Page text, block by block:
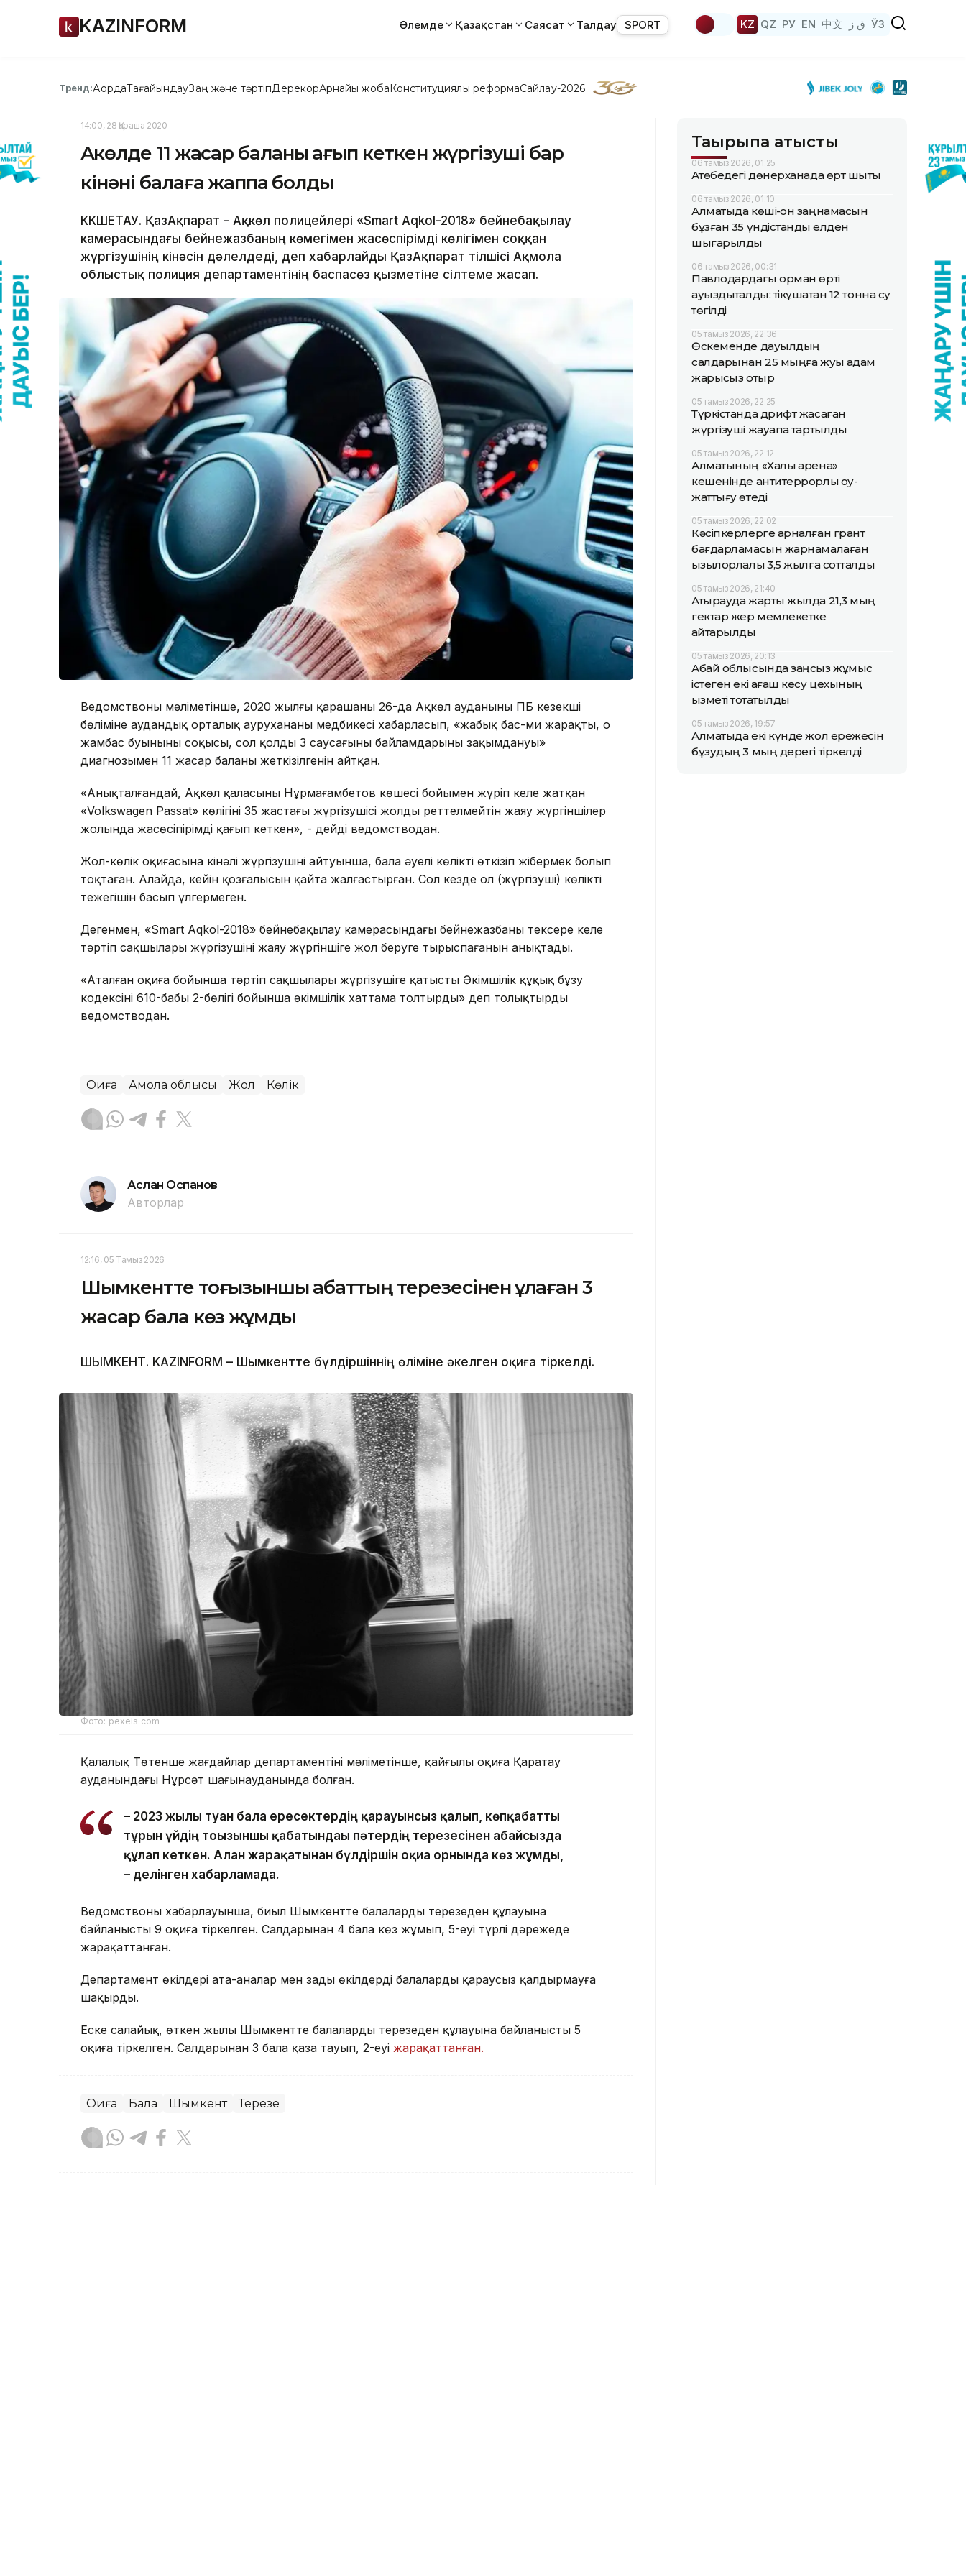
KAZINFORM Әлемде Қазақстан Саясат Талдау SPORT KZ QZ РУ EN 中文 ق ز ЎЗ
Тренд:АқордаТағайындауЗаң және тәртіпДерекқорАрнайы жобаКонституциялық реформаСайлау-2026
14:00, 28 Қараша 2020
Ақкөлде 11 жасар баланы қағып кеткен жүргізуші бар
кінәні балаға жаппақ болды
КӨКШЕТАУ. ҚазАқпарат - Ақкөл полицейлері «Smart Aqkol-2018» бейнебақылау
камерасындағы бейнежазбаның көмегімен жасөспірімді көлігімен соққан
жүргізушінің кінәсін дәлелдеді, деп хабарлайды ҚазАқпарат тілшісі Ақмола
облыстық полиция департаментінің баспасөз қызметіне сілтеме жасап.
Ведомствоның мәліметінше, 2020 жылғы қарашаның 26-да Ақкөл ауданының ПБ кезекші
бөліміне аудандық орталық аурухананың медбикесі хабарласып, «жабық бас-ми жарақты, оң
жамбас буынының соқысы, сол қолдың 3 саусағының байламдарының зақымдануы»
диагнозымен 11 жасар баланың жеткізілгенін айтқан.
«Анықталғандай, Ақкөл қаласының Нұрмағамбетов көшесі бойымен жүріп келе жатқан
«Volkswagen Passat» көлігінің 35 жастағы жүргізушісі жолдың реттелмейтін жаяу жүргіншілер
жолында жасөсіпірімді қағып кеткен», - дейді ведомстводан.
Жол-көлік оқиғасына кінәлі жүргізушінің айтуынша, бала әуелі көлікті өткізіп жібермек болып
тоқтаған. Алайда, кейін қозғалысын қайта жалғастырған. Сол кезде ол (жүргізуші) көліктің
тежегішін басып үлгермеген.
Дегенмен, «Smart Aqkol-2018» бейнебақылау камерасындағы бейнежазбаны тексере келе
тәртіп сақшылары жүргізушінің жаяу жүргіншіге жол беруге тырыспағанын анықтады.
«Аталған оқиға бойынша тәртіп сақшылары жүргізушіге қатысты Әкімшілік құқық бұзу
кодексінің 610-бабы 2-бөлігі бойынша әкімшілік хаттама толтырды» деп толықтырды
ведомстводан.
Оқиға Ақмола облысы Жол Көлік
Аслан Оспанов
Авторлар
12:16, 05 Тамыз 2026
Шымкентте тоғызыншы қабаттың терезесінен құлаған 3
жасар бала көз жұмды
ШЫМКЕНТ. KAZINFORM – Шымкентте бүлдіршіннің өліміне әкелген оқиға тіркелді.
Фото: pexels.com
Қалалық Төтенше жағдайлар департаментінің мәліметінше, қайғылы оқиға Қаратау
ауданындағы Нұрсәт шағынауданында болған.
– 2023 жылы туған бала ересектердің қарауынсыз қалып, көпқабатты
тұрғын үйдің тоғызыншы қабатындағы пәтердің терезесінен абайсызда
құлап кеткен. Алған жарақатынан бүлдіршін оқиға орнында көз жұмды,
– делінген хабарламада.
Ведомствоның хабарлауынша, биыл Шымкентте балалардың терезеден құлауына
байланысты 9 оқиға тіркелген. Салдарынан 4 бала көз жұмып, 5-еуі түрлі дәрежеде
жарақаттанған.
Департамент өкілдері ата-аналар мен заңды өкілдерді балаларды қараусыз қалдырмауға
шақырды.
Еске салайық, өткен жылы Шымкентте балалардың терезеден құлауына байланысты 5
оқиға тіркелген. Салдарынан 3 бала қаза тауып, 2-еуі жарақаттанған.
Оқиға Бала Шымкент Терезе
Тақырыпқа қатысты
06 тамыз 2026, 01:25
Ақтөбедегі дөнерханада өрт шықты
06 тамыз 2026, 01:10
Алматыда көші-қон заңнамасын
бұзған 35 үндістандық елден
шығарылды
06 тамыз 2026, 00:31
Павлодардағы орман өрті
ауыздықталды: тікұшақтан 12 тонна су
төгілді
05 тамыз 2026, 22:36
Өскеменде дауылдың
салдарынан 25 мыңға жуық адам
жарықсыз отыр
05 тамыз 2026, 22:25
Түркістанда дрифт жасаған
жүргізуші жауапқа тартылды
05 тамыз 2026, 22:12
Алматының «Халық арена»
кешенінде антитеррорлық оқу-
жаттығу өтеді
05 тамыз 2026, 22:02
Кәсіпкерлерге арналған грант
бағдарламасын жарнамалаған
қызылорлалық 3,5 жылға сотталды
05 тамыз 2026, 21:40
Атырауда жарты жылда 21,3 мың
гектар жер мемлекетке
қайтарылды
05 тамыз 2026, 20:13
Абай облысында заңсыз жұмыс
істеген екі ағаш кесу цехының
қызметі тоқтатылды
05 тамыз 2026, 19:57
Алматыда екі күнде жол ережесін
бұзудың 3 мың дерегі тіркелді